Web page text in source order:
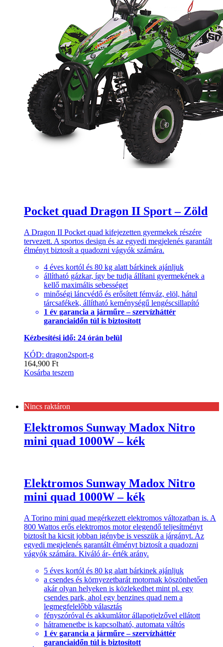
Pocket quad Dragon II Sport – Zöld
A Dragon II Pocket quad kifejezetten gyermekek részére
tervezett. A sportos design és az egyedi megjelenés garantált
élményt biztosít a quadozni vágyók számára.
4 éves kortól és 80 kg alatt bárkinek ajánljuk
állítható gázkar, így be tudja állítani gyermekének a
kellő maximális sebességet
minőségi láncvédő és erősített fémváz, elöl, hátul
tárcsafékek, állítható keménységű lengéscsillapító
1 év garancia a járműre – szervízháttér
garanciaidőn túl is biztosított
Kézbesítési idő: 24 órán belül
KÓD: dragon2sport-g
164,900 Ft
Kosárba teszem
Nincs raktáron
Elektromos Sunway Madox Nitro
mini quad 1000W – kék
Elektromos Sunway Madox Nitro
mini quad 1000W – kék
A Torino mini quad megérkezett elektromos változatban is. A
800 Wattos erős elektromos motor elegendő teljesítményt
biztosít ha kicsit jobban igénybe is vesszük a járgányt. Az
egyedi megjelenés garantált élményt biztosít a quadozni
vágyók számára. Kiváló ár- érték arány.
5 éves kortól és 80 kg alatt bárkinek ajánljuk
a csendes és környezetbarát motornak köszönhetően
akár olyan helyeken is közlekedhet mint pl. egy
csendes park, ahol egy benzines quad nem a
legmegfelelőbb választás
fényszóróval és akkumlátor állapotjelzővel ellátott
hátramenetbe is kapcsolható, automata váltós
1 év garancia a járműre – szervízháttér
garanciaidőn túl is biztosított